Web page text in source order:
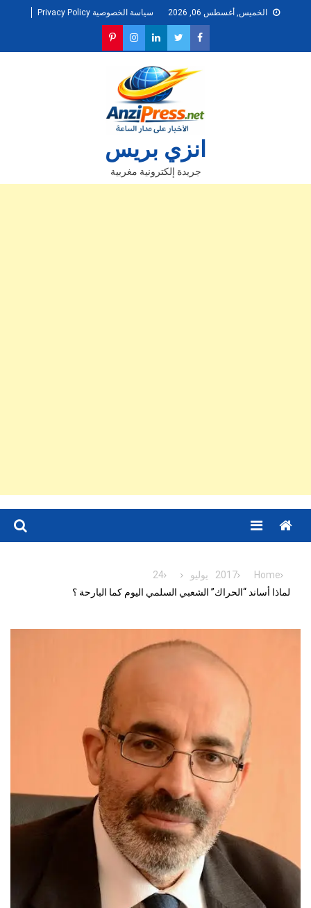
الخميس, أغسطس 06, 2026 سياسة الخصوصية Privacy Policy
انزي بريس
جريدة إلكترونية مغربية
Menu
Home
2017 يوليو
24
لماذا أساند “الحراك” الشعبي السلمي اليوم كما البارحة ؟‎